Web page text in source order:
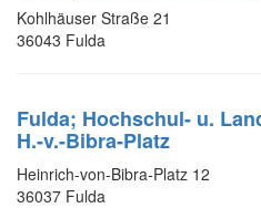
Kohlhäuser Straße 21
36043 Fulda
Fulda; Hochschul- u.
H.-v.-Bibra-Platz
Heinrich-von-Bibra-Platz 12
36037 Fulda